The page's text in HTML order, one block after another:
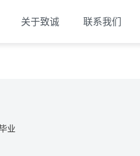
关于致诚 联系我们
业